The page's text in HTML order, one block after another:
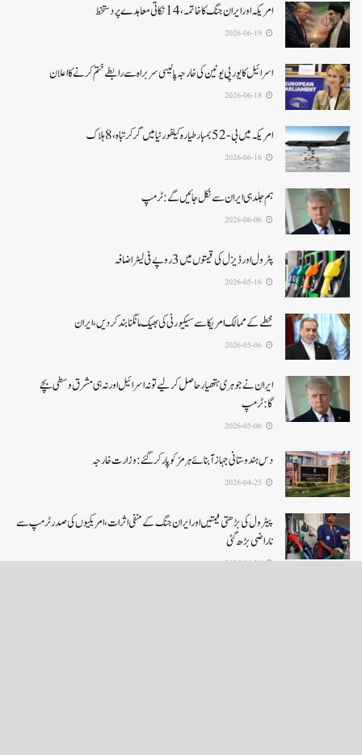
امریکہ اور ایران جنگ کا خاتمہ، 14نکاتی معاہدے پر دستخط
اسرائیل کا یورپی یونین کی خارجہ پالیسی سربراہ سے رابطے ختم کرنے کا اعلان
امریکہ میں بی-52بمبار طیارہ کیلفورنیا میں گر کر تباہ، 8ہلاک
ہم جلد ہی ایران سے نکل جائیں گے:ٹرمپ
پٹرول اور ڈیزل کی قیمتوں میں 3 روپے فی لیٹر اضافہ
خطے کے ممالک امریکا سے سیکیورٹی کی بھیک مانگنا بند کر دیں، ایران
ایران نے جوہری ہتھیار حاصل کرلیے تو نہ اسرائیل اور نہ ہی مشرق وسطی بچے
گا:ٹرمپ
دس ہندوستانی جہاز آبنائے ہرمز کوپار کرگئے: وزارت خارجہ
پیٹرول کی بڑھتی قیمتیں اور ایران جنگ کے منفی اثرات ، امریکیوں کی صدر ٹرمپ سے
ناراضی بڑھ گئی
2026-04-24